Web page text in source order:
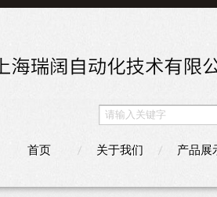
首页 关于我们 产品展